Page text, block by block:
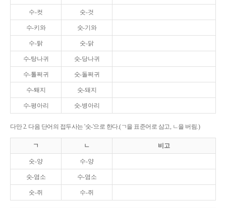
수-컷 숫-것
수-키와 숫-기와
수-탉 숫-닭
수-탕나귀 숫-당나귀
수-톨쩌귀 숫-돌쩌귀
수-퇘지 숫-돼지
수-평아리 숫-병아리
다만 2. 다음 단어의 접두사는 '숫-'으로 한다.(ㄱ을 표준어로 삼고, ㄴ을 버림.)
ㄱ ㄴ 비고
숫-양 수-양
숫-염소 수-염소
숫-쥐 수-쥐